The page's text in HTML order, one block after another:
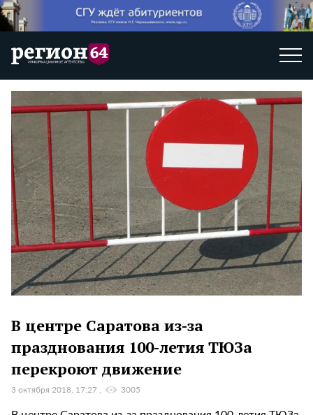
В центре Саратова из-за
празднования 100-летия ТЮЗа
перекроют движение
3 октября 2018, 17:27 3005